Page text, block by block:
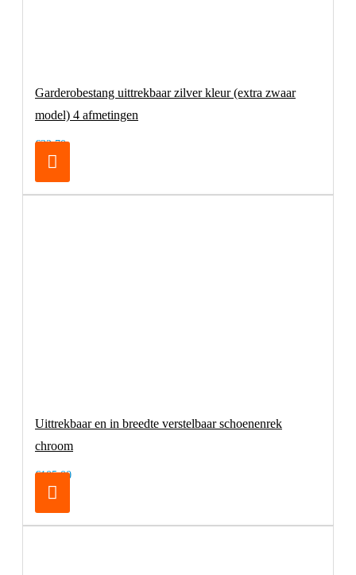
Garderobestang uittrekbaar zilver kleur (extra zwaar
model) 4 afmetingen
€32,70
Uittrekbaar en in breedte verstelbaar schoenenrek
chroom
€105,00